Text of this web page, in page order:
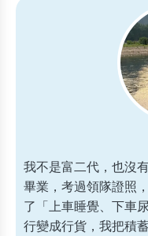
我不是富二代，也沒
畢業，考過領隊證照
了「上車睡覺、下車
行變成行貨，我把積